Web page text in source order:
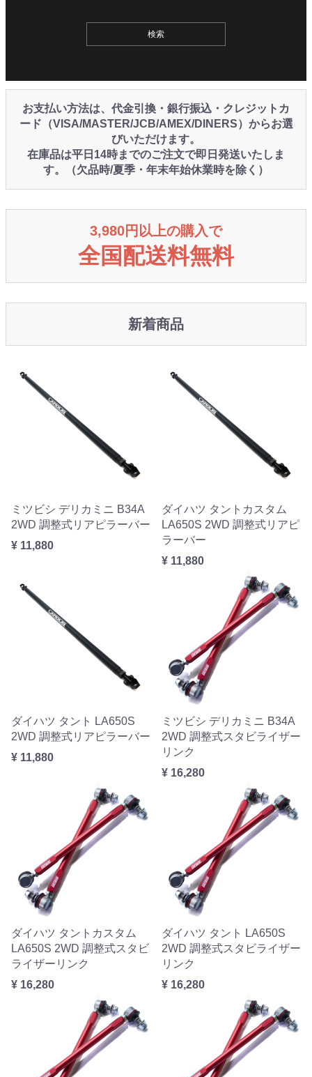
お支払い方法は、代金引換・銀行振込・クレジットカ
ード（VISA/MASTER/JCB/AMEX/DINERS）からお選
びいただけます。
在庫品は平日14時までのご注文で即日発送いたしま
す。（欠品時/夏季・年末年始休業時を除く）
3,980円以上の購入で
全国配送料無料
新着商品
ミツビシ デリカミニ B34A
2WD 調整式リアピラーバー
¥ 11,880
ダイハツ タントカスタム
LA650S 2WD 調整式リアピ
ラーバー
¥ 11,880
ダイハツ タント LA650S
2WD 調整式リアピラーバー
¥ 11,880
ミツビシ デリカミニ B34A
2WD 調整式スタビライザー
リンク
¥ 16,280
ダイハツ タントカスタム
LA650S 2WD 調整式スタビ
ライザーリンク
¥ 16,280
ダイハツ タント LA650S
2WD 調整式スタビライザー
リンク
¥ 16,280